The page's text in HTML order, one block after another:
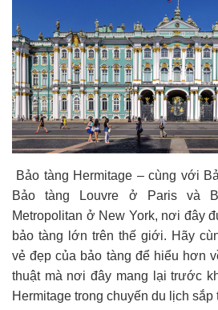
Bảo tàng Hermitage – cùng với
Bảo tàng Louvre ở Paris và
Metropolitan ở New York, nơi đây
bảo tàng lớn trên thế giới. Hãy
vẻ đẹp của bảo tàng để hiểu hơn
thuật mà nơi đây mang lại trước
Hermitage trong chuyến du lịch sắp